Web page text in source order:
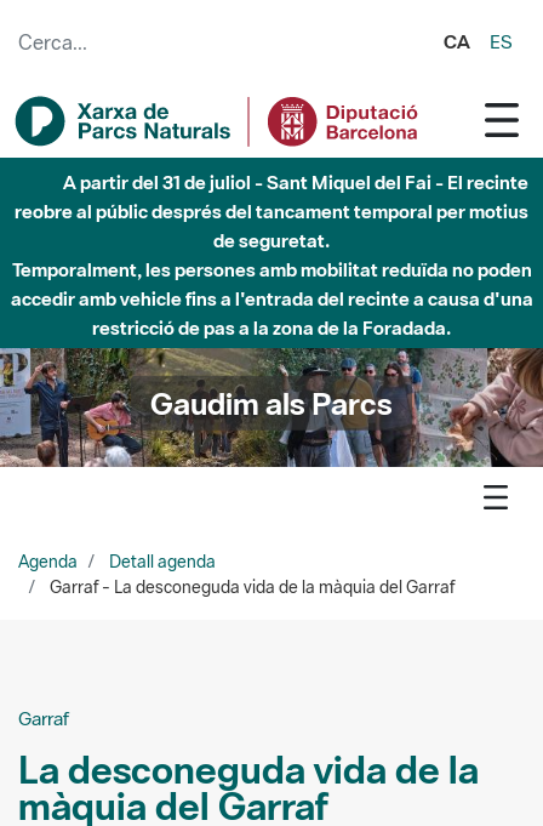
CA ES
Fins al desembre de 2026 - Parc Fluvial Besòs -
Afectacions a la llera del Parc Fluvial del Besòs degut a
obres de construcció d'una passera sobre el riu
Gaudim als Parcs
Agenda
Detall agenda
màquia del Garraf
Passejades guiades | Visites guiades | Itineraris guiats |
Educació ambiental